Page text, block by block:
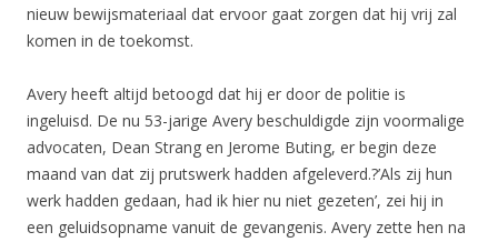
nieuw bewijsmateriaal dat ervoor gaat zorgen dat hij vrij zal
komen in de toekomst.
Avery heeft altijd betoogd dat hij er door de politie is
ingeluisd. De nu 53-jarige Avery beschuldigde zijn voormalige
advocaten, Dean Strang en Jerome Buting, er begin deze
maand van dat zij prutswerk hadden afgeleverd.?’Als zij hun
werk hadden gedaan, had ik hier nu niet gezeten’, zei hij in
een geluidsopname vanuit de gevangenis. Avery zette hen na